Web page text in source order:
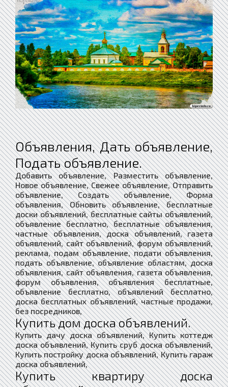
Объявления, Дать объявление,
Подать объявление.
Добавить объявление, Разместить объявление,
Новое объявление, Свежее объявление, Отправить
объявление, Создать объявление, Форма
объявления, Обновить объявление, бесплатные
доски объявлений, бесплатные сайты объявлений,
объявление бесплатно, бесплатные объявления,
частные объявления, доска объявлений, газета
объявлений, сайт объявлений, форум объявлений,
реклама, подам объявление, подати объявления,
подать объявление, объявление областям, доска
объявления, сайт объявления, газета объявления,
форум объявления, объявления бесплатные,
объявление бесплатно, объявлений бесплатно,
доска бесплатных объявлений, частные продажи,
без посредников,
Купить дом доска объявлений.
Купить дачу доска объявлений, Купить коттедж
доска объявлений, Купить сруб доска объявлений,
Купить постройку доска объявлений, Купить гараж
доска объявлений,
Купить квартиру доска